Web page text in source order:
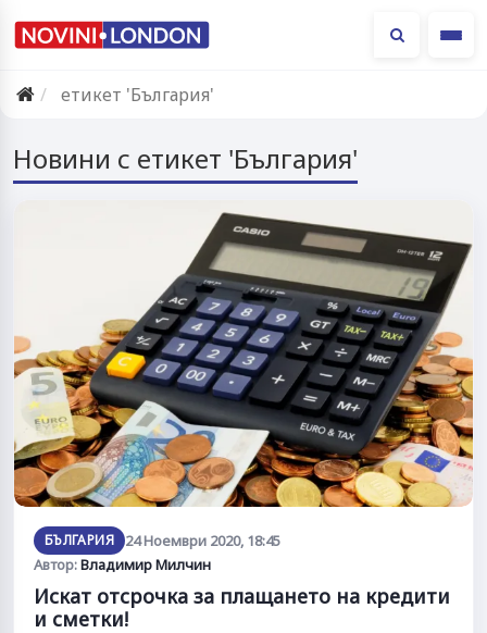
етикет 'България'
Новини с етикет 'България'
БЪЛГАРИЯ 24 Ноември 2020, 18:45
Автор:Владимир Милчин
Искат отсрочка за плащането на кредити
и сметки!